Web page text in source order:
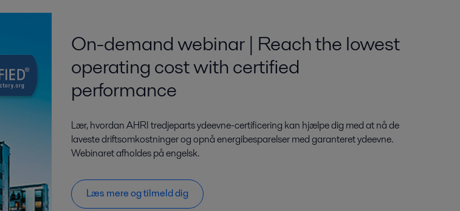
On-demand webinar | Reach the lowest
operating cost with certified
performance
Lær, hvordan AHRI tredjeparts ydeevne-certificering kan hjælpe dig med at nå de
laveste driftsomkostninger og opnå energibesparelser med garanteret ydeevne.
Webinaret afholdes på engelsk.
Læs mere og tilmeld dig